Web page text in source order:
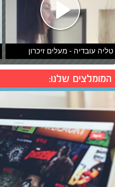
טליה עובדיה - מעלים זיכרון
המומלצים שלנו: